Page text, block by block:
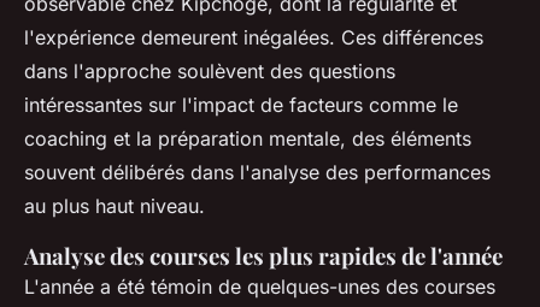
l'expérience demeurent inégalées. Ces différences
dans l'approche soulèvent des questions
intéressantes sur l'impact de facteurs comme le
coaching et la préparation mentale, des éléments
souvent délibérés dans l'analyse des performances
au plus haut niveau.
Analyse des courses les plus rapides de l'année
L'année a été témoin de quelques-unes des courses